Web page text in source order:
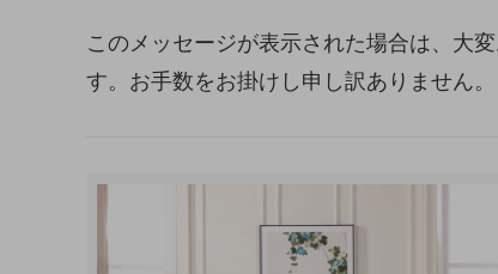
このメッセージが表示された場合は、大
す。お手数をお掛けし申し訳ありません。